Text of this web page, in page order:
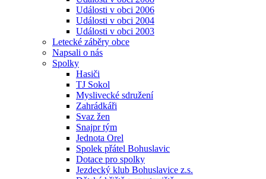
Události v obci 2006
Události v obci 2004
Události v obci 2003
Letecké záběry obce
Napsali o nás
Spolky
Hasiči
TJ Sokol
Myslivecké sdružení
Zahrádkáři
Svaz žen
Snajpr tým
Jednota Orel
Spolek přátel Bohuslavic
Dotace pro spolky
Jezdecký klub Bohuslavice z.s.